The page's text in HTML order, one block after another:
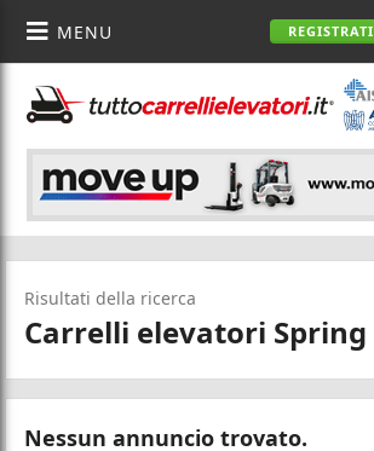
REGISTRATI
MENU
Risultati della ricerca
Carrelli elevatori Spring
Nessun annuncio trovato.